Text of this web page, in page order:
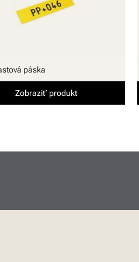
páska
Zobraziť produkt